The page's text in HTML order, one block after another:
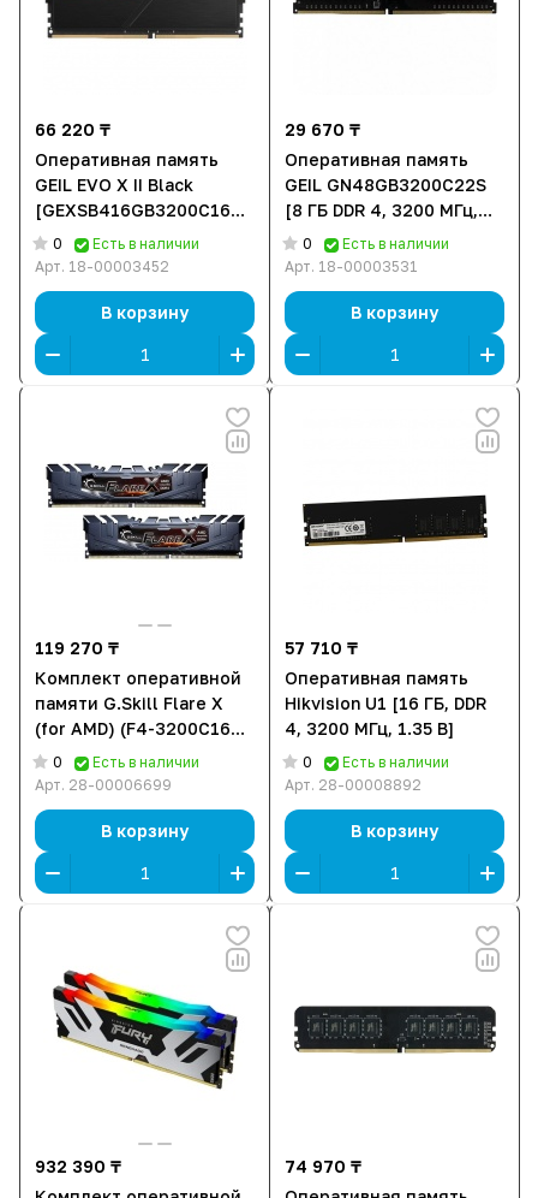
66 220 ₸
Оперативная память
GEIL EVO X II Black
[GEXSB416GB3200C16BSC]
[16 ГБ DDR 4, 3200 МГц,
25600 Мб/с, 1.35 В,
0
Есть в наличии
Арт. 18-00003452
В корзину
29 670 ₸
Оперативная память
GEIL GN48GB3200C22S
[8 ГБ DDR 4, 3200 МГц,
25600 Мб/с, 1.2 В] Bulk
Pack
0
Есть в наличии
Арт. 18-00003531
В корзину
119 270 ₸
Комплект оперативной
памяти G.Skill Flare X
(for AMD) (F4-3200C16D-
32GFX), [32 ГБ DDR 4,
3200 МГц, 25600 Мб/с:,
0
Есть в наличии
Арт. 28-00006699
В корзину
57 710 ₸
Оперативная память
Hikvision U1 [16 ГБ, DDR
4, 3200 МГц, 1.35 В]
0
Есть в наличии
Арт. 28-00008892
В корзину
932 390 ₸
74 970 ₸